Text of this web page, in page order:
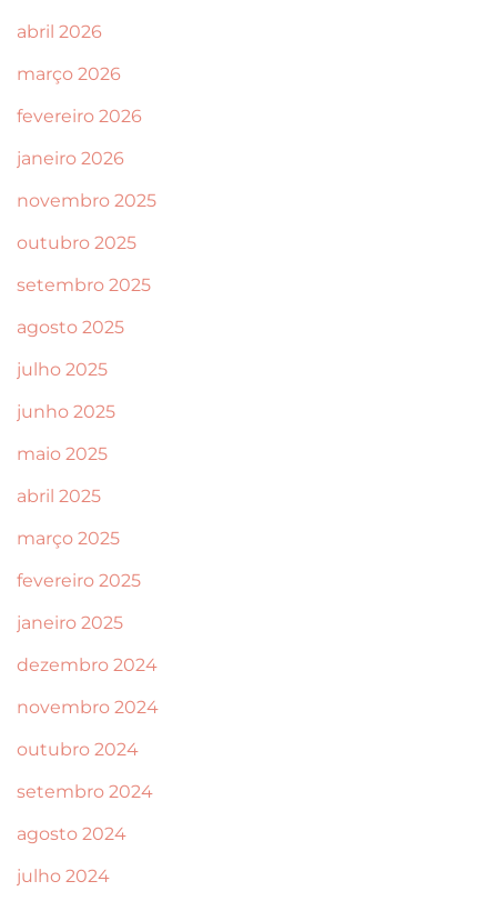
abril 2026
março 2026
fevereiro 2026
janeiro 2026
novembro 2025
outubro 2025
setembro 2025
agosto 2025
julho 2025
junho 2025
maio 2025
abril 2025
março 2025
fevereiro 2025
janeiro 2025
dezembro 2024
novembro 2024
outubro 2024
setembro 2024
agosto 2024
julho 2024